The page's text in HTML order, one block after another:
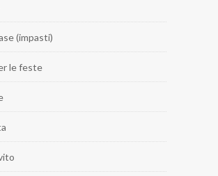
(impasti)
le feste